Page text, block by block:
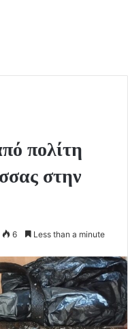
πολίτη
στην
6 Less than a minute